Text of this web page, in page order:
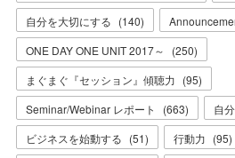
自分を大切にする (140)
ONE DAY ONE UNIT 2017～
(250)
まぐまぐ『セッション』傾聴力 (95)
Seminar/Webinar レポート
(663) 自
ビジネスを始動する (51) 行動力 (95)